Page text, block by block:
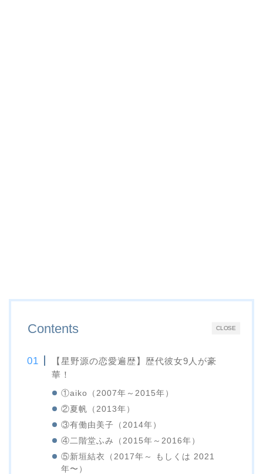
CLOSE
Contents
【星野源の恋愛遍歴】歴代彼女9人が豪
華！
①aiko（2007年～2015年）
②夏帆（2013年）
③有働由美子（2014年）
④二階堂ふみ（2015年～2016年）
⑤新垣結衣（2017年～ もしくは 2021
年〜）